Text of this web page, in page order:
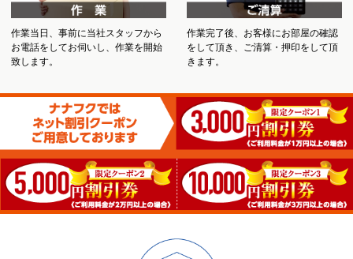
作業当日、事前に当社スタッフから
お電話をしてお伺いし、作業を開始
致します。
作業完了後、お客様にお部屋の確認
をして頂き、ご清算・押印をして頂
きます。